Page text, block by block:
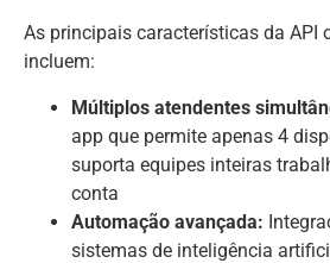
As principais características da API
incluem:
Múltiplos atendentes
app que permite apenas 4
suporta equipes inteiras
conta
Automação avançada:
sistemas de inteligência